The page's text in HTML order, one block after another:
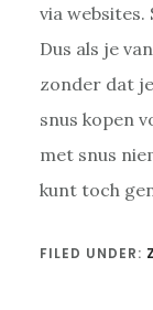
via websites.
Dus als je
zonder dat
snus kopen
met snus
kunt toch
FILED UNDER: